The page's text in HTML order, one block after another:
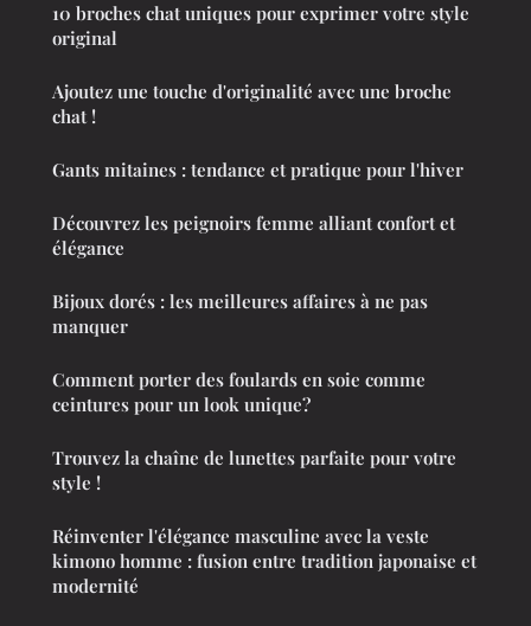
10 broches chat uniques pour exprimer votre style
original
Ajoutez une touche d'originalité avec une broche
chat !
Gants mitaines : tendance et pratique pour l'hiver
Découvrez les peignoirs femme alliant confort et
élégance
Bijoux dorés : les meilleures affaires à ne pas
manquer
Comment porter des foulards en soie comme
ceintures pour un look unique?
Trouvez la chaîne de lunettes parfaite pour votre
style !
Réinventer l'élégance masculine avec la veste
kimono homme : fusion entre tradition japonaise et
modernité